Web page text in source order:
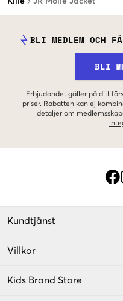
BLI MEDLEM OCH
BLI
Erbjudandet gäller på ditt
priser. Rabatten kan ej
detaljer om
Kundtjänst
Villkor
Kids Brand Store